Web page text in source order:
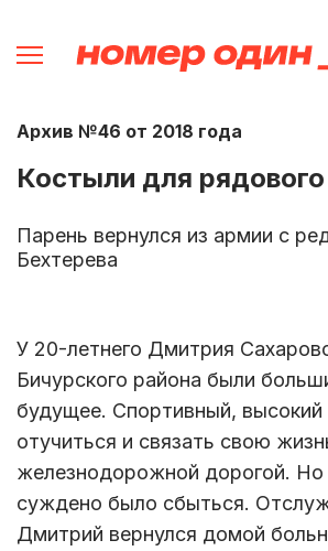
Архив №46 от 2018 года
Костыли для рядового
Парень вернулся из армии с
Бехтерева
У 20-летнего Дмитрия
Бичурского района были
будущее. Спортивный, высокий
отучиться и связать свою
железнодорожной дорогой. Но
суждено было сбыться.
Дмитрий вернулся домой